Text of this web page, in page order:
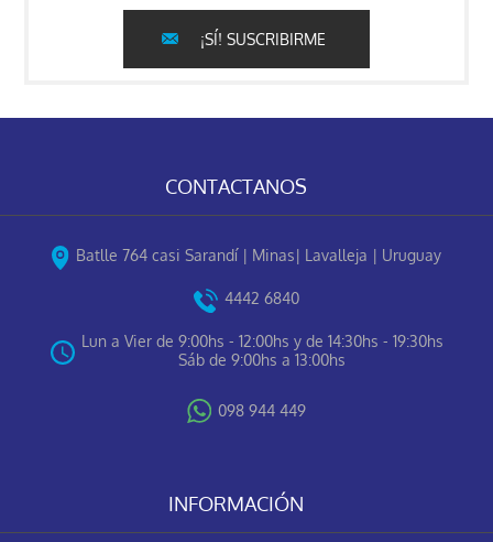
¡SÍ! SUSCRIBIRME
CONTACTANOS
Batlle 764 casi Sarandí | Minas| Lavalleja | Uruguay
4442 6840
Lun a Vier de 9:00hs - 12:00hs y de 14:30hs - 19:30hs
Sáb de 9:00hs a 13:00hs
098 944 449
INFORMACIÓN